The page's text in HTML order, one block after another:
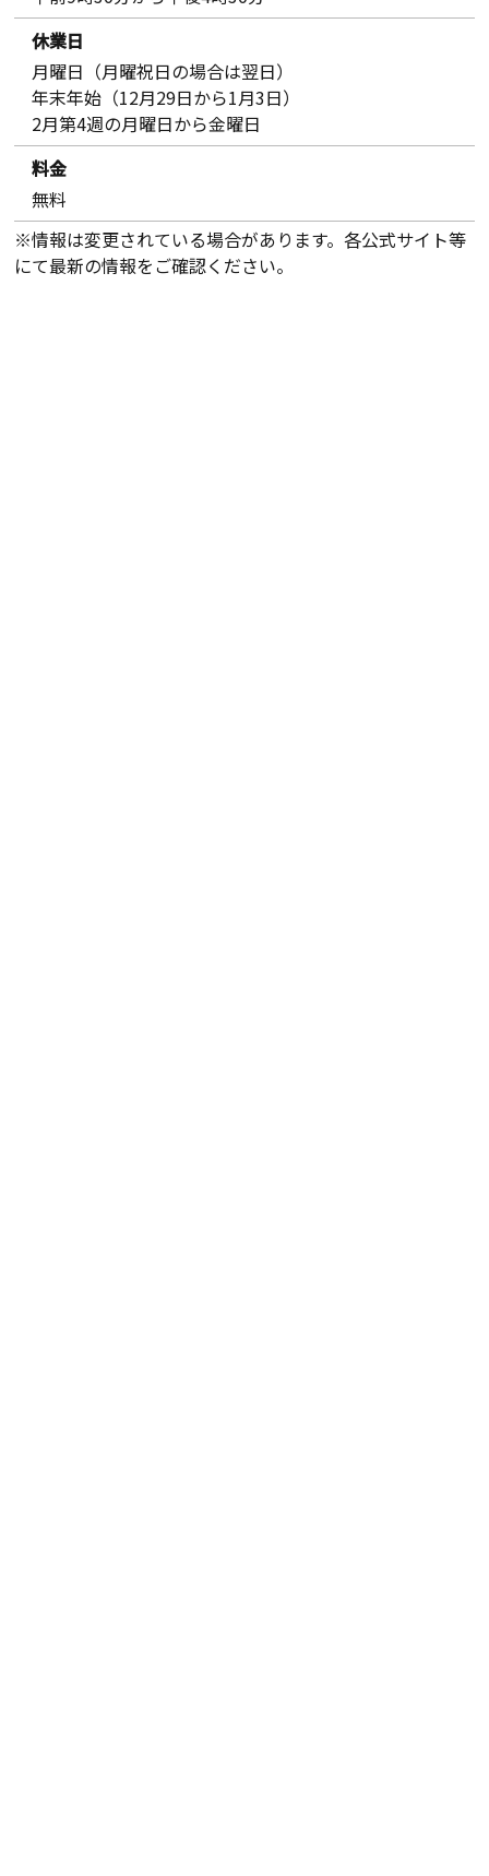
休業日
月曜日（月曜祝日の場合は翌日）
年末年始（12月29日から1月3日）
2月第4週の月曜日から金曜日
料金
無料
※情報は変更されている場合があります。各公式サイト等
にて最新の情報をご確認ください。